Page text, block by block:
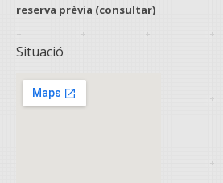
reserva prèvia (consultar)
Situació